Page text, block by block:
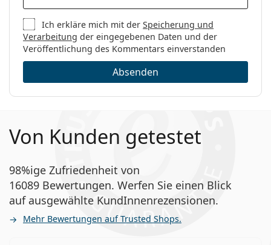
Ich erkläre mich mit derSpeicherung und
Verarbeitung der eingegebenen Daten und der
Veröffentlichung des Kommentars einverstanden
Absenden
Von Kunden getestet
98%ige Zufriedenheit von
16089 Bewertungen. Werfen Sie einen Blick
auf ausgewählte KundInnenrezensionen.
Mehr Bewertungen auf Trusted Shops.